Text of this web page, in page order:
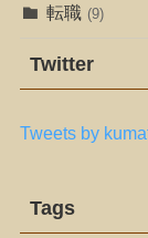
転職 (9)
Twitter
Tweets by
Tags